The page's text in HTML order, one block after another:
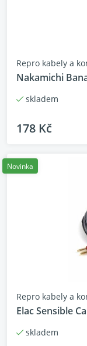
Repro kabely a
Nakamichi
skladem
178 Kč
Novinka
Repro kabely a
Elac Sensible
skladem